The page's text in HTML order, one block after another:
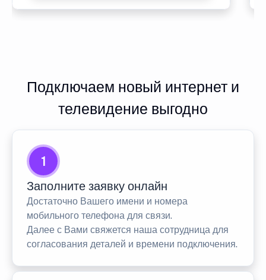
Подключаем новый интернет и
телевидение выгодно
1
Заполните заявку онлайн
Достаточно Вашего имени и номера
мобильного телефона для связи.
Далее с Вами свяжется наша сотрудница для
согласования деталей и времени подключения.